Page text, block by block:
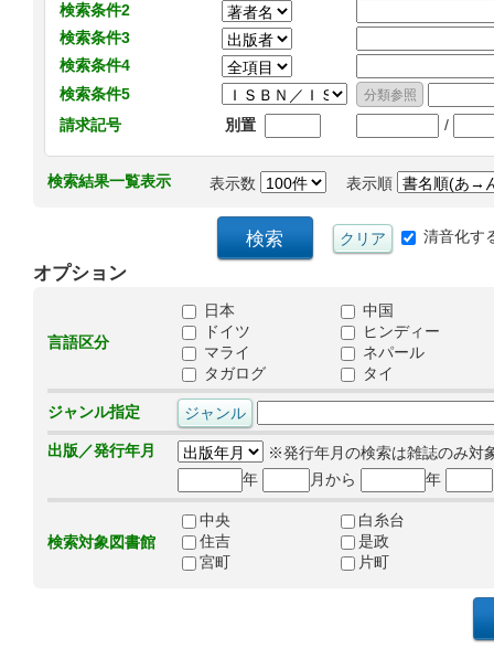
検索条件2
検索条件3
検索条件4
検索条件5
請求記号
別置 /
検索結果一覧表示 表示数 表示順
清音化す
オプション
言語区分
日本
中国
ドイツ
ヒンディー
マライ
ネパール
タガログ
タイ
ジャンル指定
出版／発行年月
※発行年月の検索は雑誌のみ対
年
月から 年
検索対象図書館
中央
白糸台
住吉
是政
宮町
片町